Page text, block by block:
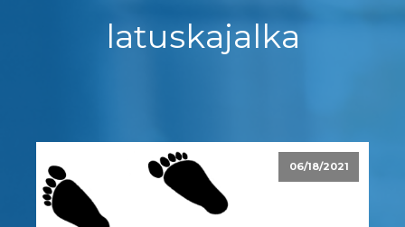
latuskajalka
06/18/2021